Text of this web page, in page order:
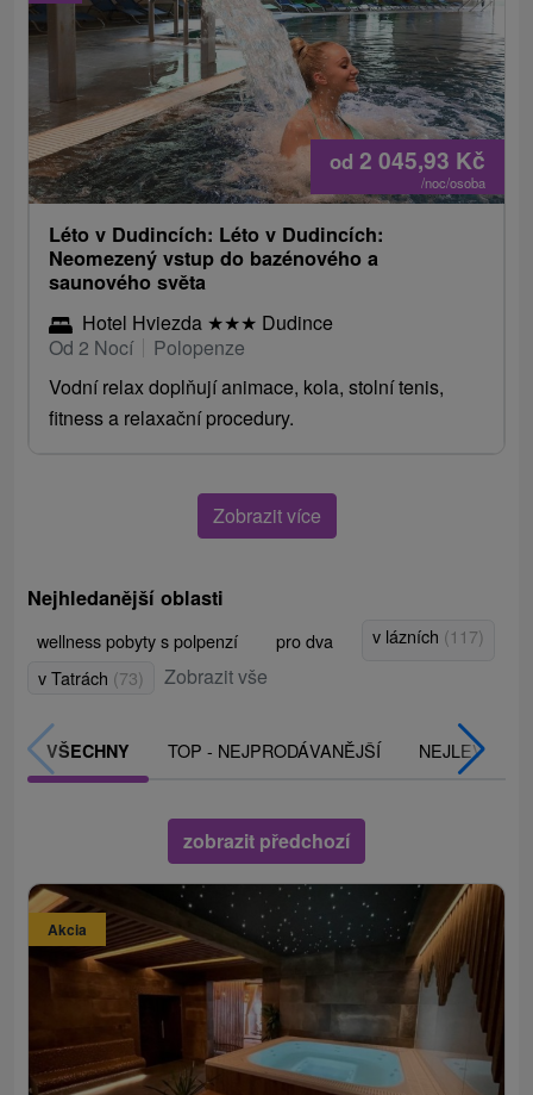
od 2 045,93 Kč
/noc/osoba
Léto v Dudincích: Léto v Dudincích:
Neomezený vstup do bazénového a
saunového světa
Hotel Hviezda ★★★ Dudince
Od 2 Nocí
Polopenze
Vodní relax doplňují animace, kola, stolní tenis,
fitness a relaxační procedury.
Zobrazit více
Nejhledanější oblasti
wellness pobyty s polpenzí pro dva v lázních (117)
v Tatrách (73) Zobrazit vše
VŠECHNY TOP - NEJPRODÁVANĚJŠÍ NEJLEVNĚJŠÍ
zobrazit předchozí
Akcia